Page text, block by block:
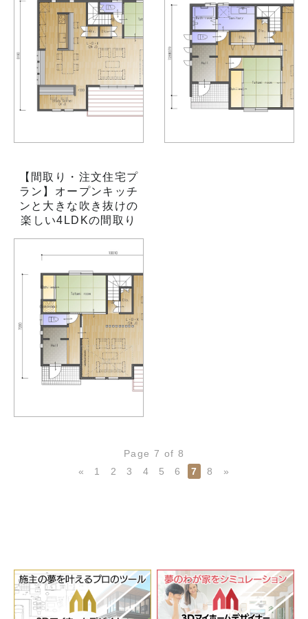
【間取り・注文住宅プ
ラン】オープンキッチ
ンと大きな吹き抜けの
楽しい4LDKの間取り
Page 7 of 8
«
1 2 3 4 5 6 7 8 »